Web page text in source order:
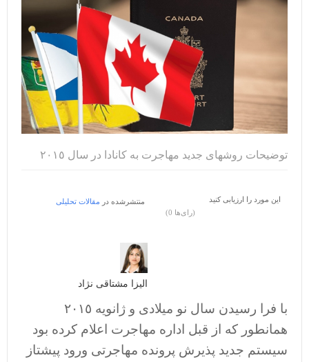
توضیحات روشهای جدید مهاجرت به کانادا در سال ٢٠١٥
منتشرشده در مقالات تحلیلی
این مورد را ارزیابی کنید
(0 رای‌ها)
الیزا مشتاقی نژاد
با فرا رسیدن سال نو میلادی و ژانویه ٢٠١٥
همانطور که از قبل اداره مهاجرت اعلام کرده بود
سیستم جدید پذیرش پرونده مهاجرتی ورود پیشتاز